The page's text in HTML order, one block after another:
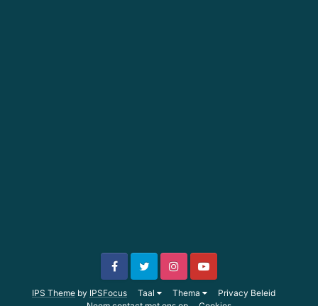
IPS Theme by IPSFocus Taal Thema
Privacy Beleid